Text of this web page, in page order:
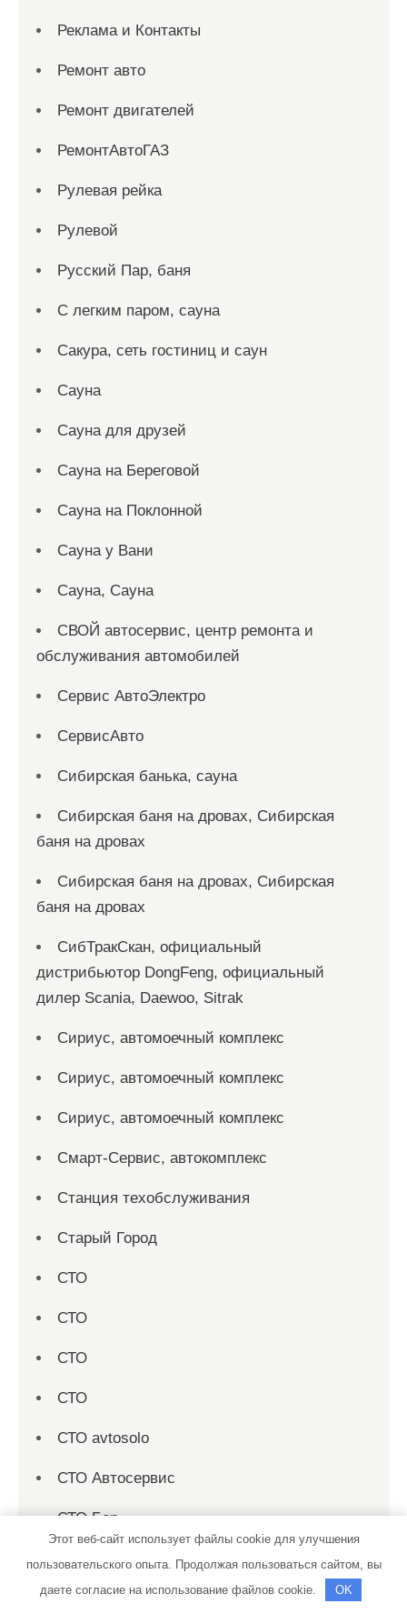
Реклама и Контакты
Ремонт авто
Ремонт двигателей
РемонтАвтоГАЗ
Рулевая рейка
Рулевой
Русский Пар, баня
С легким паром, сауна
Сакура, сеть гостиниц и саун
Сауна
Сауна для друзей
Сауна на Береговой
Сауна на Поклонной
Сауна у Вани
Сауна, Сауна
СВОЙ автосервис, центр ремонта и
обслуживания автомобилей
Сервис АвтоЭлектро
СервисАвто
Сибирская банька, сауна
Сибирская баня на дровах, Сибирская
баня на дровах
Сибирская баня на дровах, Сибирская
баня на дровах
СибТракСкан, официальный
дистрибьютор DongFeng, официальный
дилер Scania, Daewoo, Sitrak
Сириус, автомоечный комплекс
Сириус, автомоечный комплекс
Сириус, автомоечный комплекс
Смарт-Сервис, автокомплекс
Станция техобслуживания
Старый Город
СТО
СТО
СТО
СТО
СТО avtosolo
СТО Автосервис
СТО Бор
СТО Лофицкое
СТО Механика
Этот веб-сайт использует файлы cookie для улучшения
пользовательского опыта. Продолжая пользоваться сайтом, вы
даете согласие на использование файлов cookie.
OK